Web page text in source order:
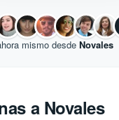
mismo desde Novales
a Novales